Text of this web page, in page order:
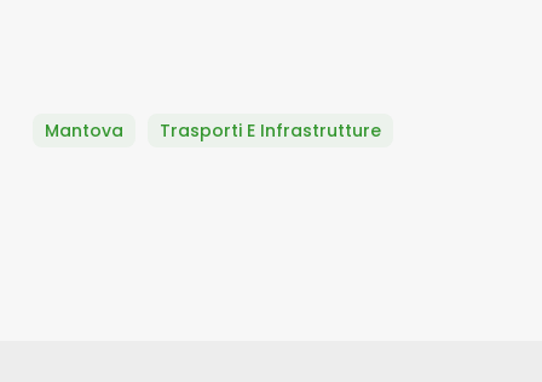
Mantova Trasporti E Infrastrutture